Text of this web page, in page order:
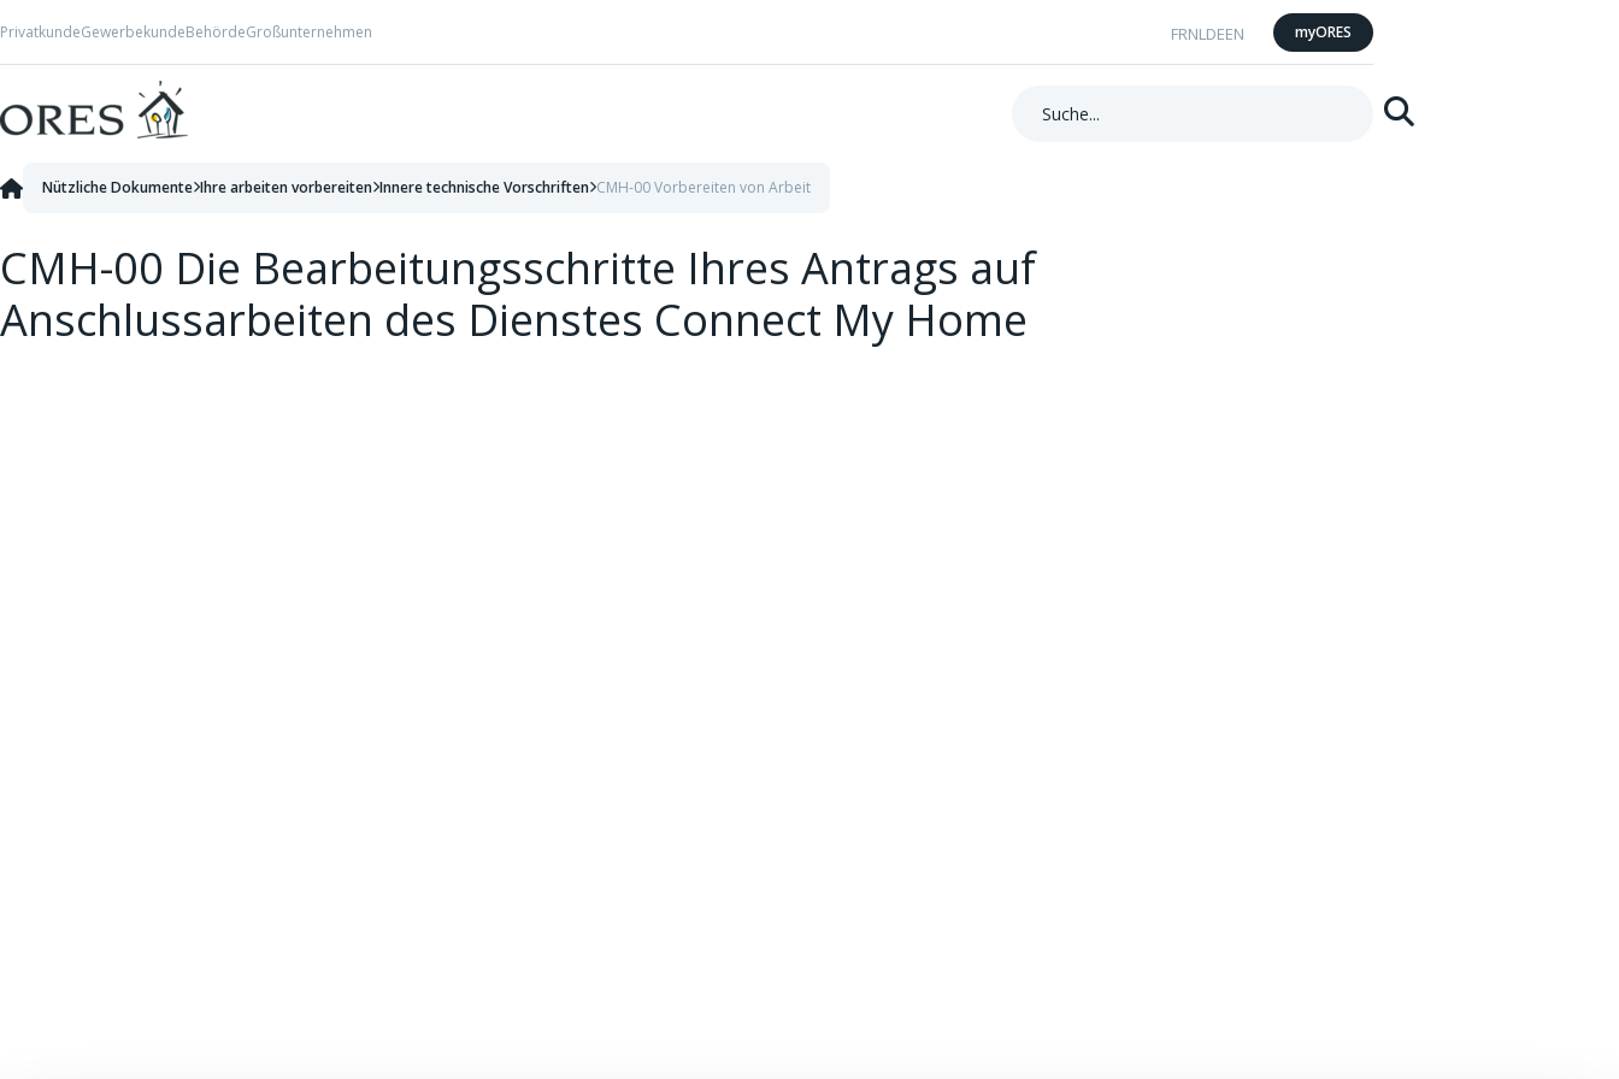
Suchen
PrivatkundeGewerbekundeBehördeGroßunternehmen FRNL DEEN myORES
CMH-00 Die Bearbeitungsschritte Ihres Antrags auf
Anschlussarbeiten des Dienstes Connect My Home
Nützliche Dokumente Ihre arbeiten vorbereiten Innere technische Vorschriften CMH-00 Vorbereiten von Arbeit